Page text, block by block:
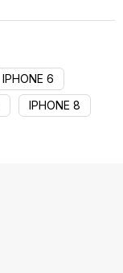
IPHONE 6
IPHONE 8